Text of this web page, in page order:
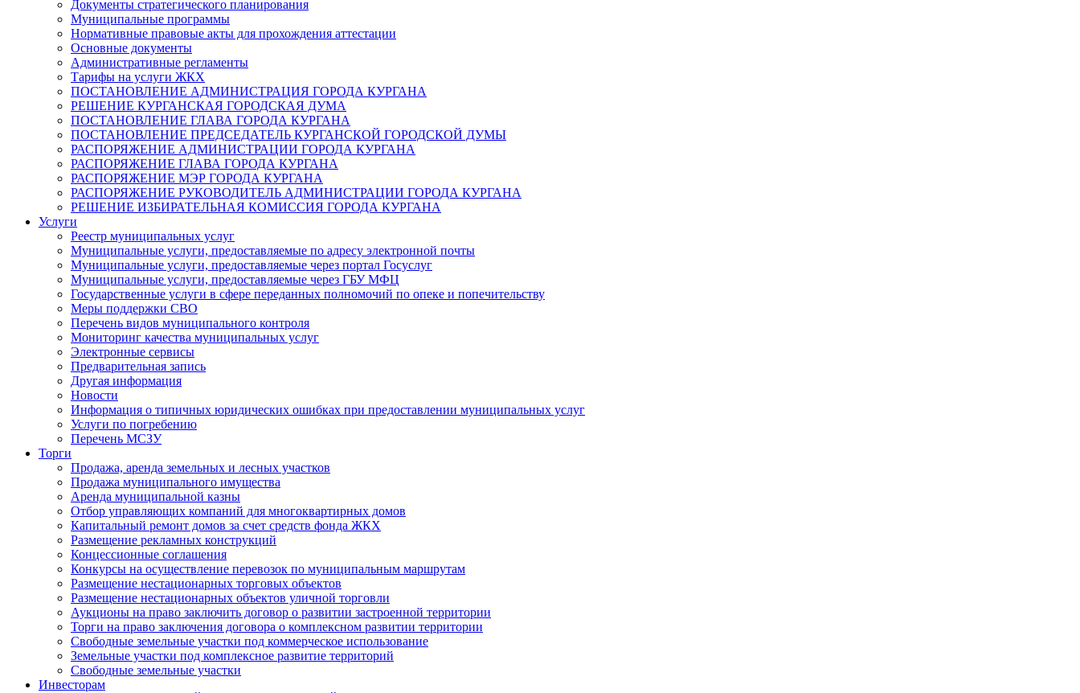
Документы стратегического планирования
Муниципальные программы
Нормативные правовые акты для прохождения аттестации
Основные документы
Административные регламенты
Тарифы на услуги ЖКХ
ПОСТАНОВЛЕНИЕ АДМИНИСТРАЦИЯ ГОРОДА КУРГАНА
РЕШЕНИЕ КУРГАНСКАЯ ГОРОДСКАЯ ДУМА
ПОСТАНОВЛЕНИЕ ГЛАВА ГОРОДА КУРГАНА
ПОСТАНОВЛЕНИЕ ПРЕДСЕДАТЕЛЬ КУРГАНСКОЙ ГОРОДСКОЙ ДУМЫ
РАСПОРЯЖЕНИЕ АДМИНИСТРАЦИИ ГОРОДА КУРГАНА
РАСПОРЯЖЕНИЕ ГЛАВА ГОРОДА КУРГАНА
РАСПОРЯЖЕНИЕ МЭР ГОРОДА КУРГАНА
РАСПОРЯЖЕНИЕ РУКОВОДИТЕЛЬ АДМИНИСТРАЦИИ ГОРОДА КУРГАНА
РЕШЕНИЕ ИЗБИРАТЕЛЬНАЯ КОМИССИЯ ГОРОДА КУРГАНА
Услуги
Реестр муниципальных услуг
Муниципальные услуги, предоставляемые по адресу электронной почты
Муниципальные услуги, предоставляемые через портал Госуслуг
Муниципальные услуги, предоставляемые через ГБУ МФЦ
Государственные услуги в сфере переданных полномочий по опеке и попечительству
Меры поддержки СВО
Перечень видов муниципального контроля
Мониторинг качества муниципальных услуг
Электронные сервисы
Предварительная запись
Другая информация
Новости
Информация о типичных юридических ошибках при предоставлении муниципальных услуг
Услуги по погребению
Перечень МСЗУ
Торги
Продажа, аренда земельных и лесных участков
Продажа муниципального имущества
Аренда муниципальной казны
Отбор управляющих компаний для многоквартирных домов
Капитальный ремонт домов за счет средств фонда ЖКХ
Размещение рекламных конструкций
Концессионные соглашения
Конкурсы на осуществление перевозок по муниципальным маршрутам
Размещение нестационарных торговых объектов
Размещение нестационарных объектов уличной торговли
Аукционы на право заключить договор о развитии застроенной территории
Торги на право заключения договора о комплексном развитии территории
Свободные земельные участки под коммерческое использование
Земельные участки под комплексное развитие территорий
Свободные земельные участки
Инвесторам